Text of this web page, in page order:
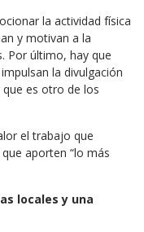
la actividad física
y motivan a la
Por último, hay que
la divulgación
es otro de los
el trabajo que
aporten “lo más
locales y una